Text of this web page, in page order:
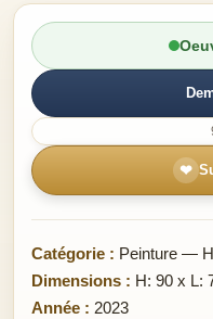
❤
Catégorie : Peinture —
Dimensions : H: 90 x L:
Année : 2023